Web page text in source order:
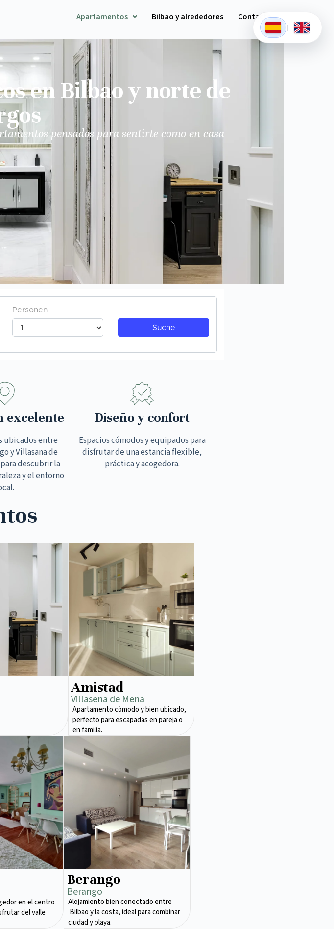
Apartamentos Bilbao y alrededores Contacto
en Bilbao y norte de
pensados para sentirte como en casa
excelente
ubicados entre
y Villasana de
descubrir la
y el entorno
Diseño y confort
Espacios cómodos y equipados para
disfrutar de una estancia flexible,
práctica y acogedora.
Amistad
Villasena de Mena
Apartamento cómodo y bien ubicado,
perfecto para escapadas en pareja o
en familia.
en el centro
del valle
Berango
Berango
Alojamiento bien conectado entre
Bilbao y la costa, ideal para combinar
ciudad y playa.
|